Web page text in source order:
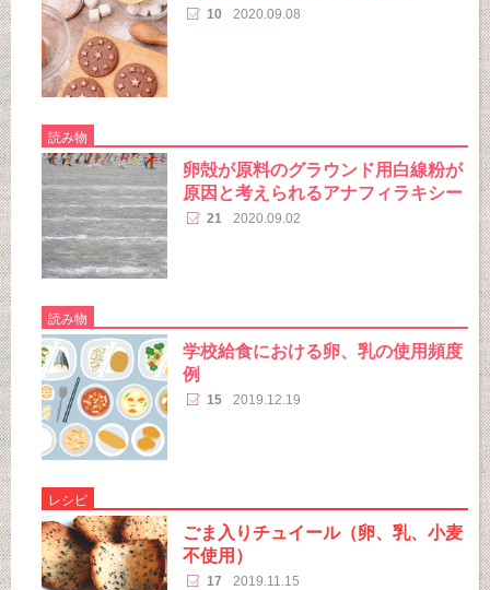
10 2020.09.08
読み物
卵殻が原料のグラウンド用白線粉が
原因と考えられるアナフィラキシー
21 2020.09.02
読み物
学校給食における卵、乳の使用頻度
例
15 2019.12.19
レシピ
ごま入りチュイール（卵、乳、小麦
不使用）
17 2019.11.15